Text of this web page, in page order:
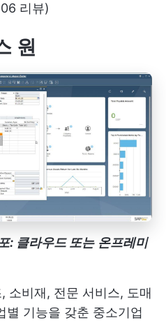
리뷰)
원
: 클라우드 또는 온프레미
소비재, 전문 서비스, 도매
별 기능을 갖춘 중소기업